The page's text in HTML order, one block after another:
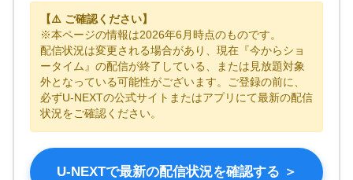
【⚠️ ご確認ください】
※本ページの情報は2026年6月時点のものです。
配信状況は変更される場合があり、現在『今からショ
ータイム』の配信が終了している、または見放題対象
外となっている可能性がございます。ご登録の前に、
必ずU-NEXTの公式サイトまたはアプリにて最新の配信
状況をご確認ください。
U-NEXTで最新の配信状況を確認する ＞